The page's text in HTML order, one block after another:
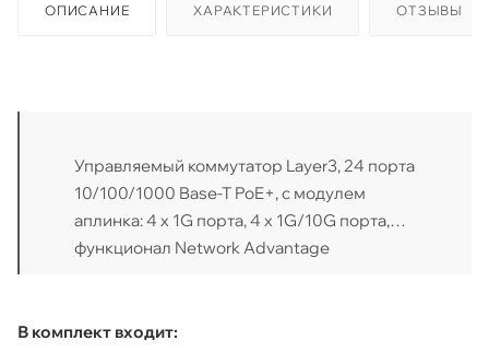
ОПИСАНИЕ ХАРАКТЕРИСТИКИ ОТЗЫВЫ
Управляемый коммутатор Layer3, 24 порта
10/100/1000 Base-T PoE+, с модулем
аплинка: 4 x 1G порта, 4 x 1G/10G порта,
функционал Network Advantage
В комплект входит: